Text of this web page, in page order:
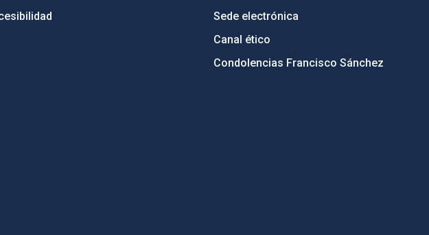
Sede electrónica
Canal ético
Condolencias Francisco Sánchez